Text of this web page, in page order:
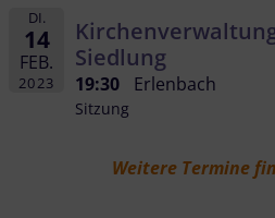
DI.
14
FEB.
2023
Siedlung
19:30 Erlenbach
Sitzung
Weitere Termine